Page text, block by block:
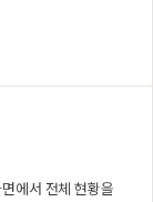
에서 전체 현황을